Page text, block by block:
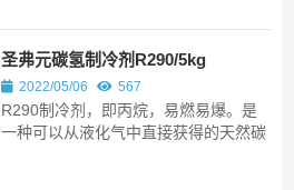
圣弗元碳氢制冷剂R290/5kg
2022/05/06 567
R290制冷剂，即丙烷，易燃易爆。是
一种可以从液化气中直接获得的天然碳